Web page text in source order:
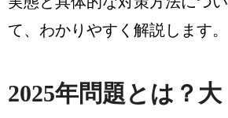
て、わかりやすく解説します。
2025年問題とは？大